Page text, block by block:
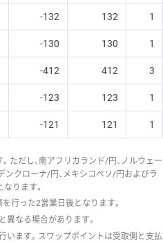
-132 132 1
-130 130 1
-412 412 3
-123 123 1
-121 121 1
ただし、南アフリカランド/円、ノルウェー
ンクローナ/円、メキシコペソ/円およびラ
ります。
行った2営業日後となります。
異なる場合があります。
います。スワップポイントは受取側と支払